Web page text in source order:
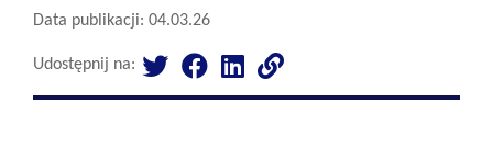
Data publikacji: 04.03.26
Udostępnij na: